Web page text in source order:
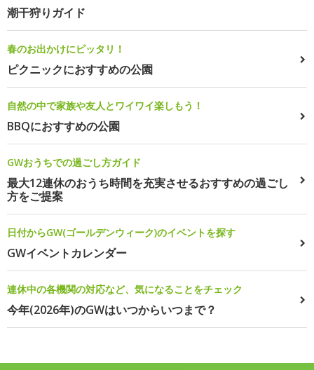
潮干狩りガイド
春のお出かけにピッタリ！
ピクニックにおすすめの公園
自然の中で家族や友人とワイワイ楽しもう！
BBQにおすすめの公園
GWおうちでの過ごし方ガイド
最大12連休のおうち時間を充実させるおすすめの過ごし
方をご提案
日付からGW(ゴールデンウィーク)のイベントを探す
GWイベントカレンダー
連休中の各機関の対応など、気になることをチェック
今年(2026年)のGWはいつからいつまで？